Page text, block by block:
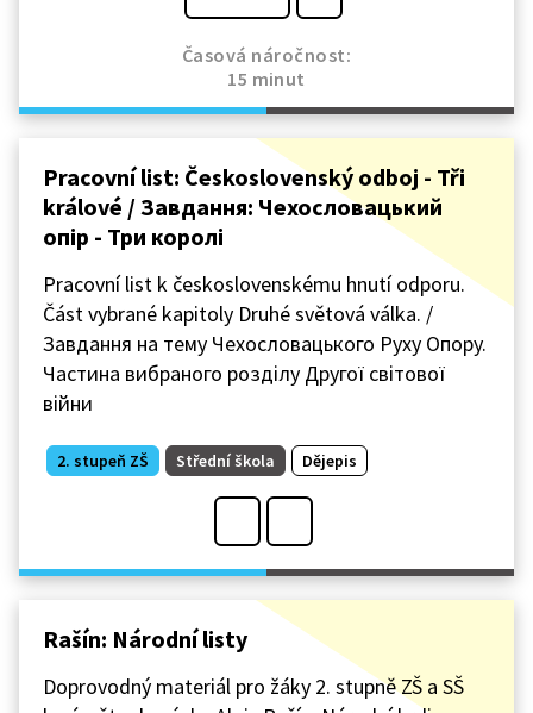
Časová náročnost:
15 minut
Pracovní list: Československý odboj - Tři
králové / Завдання: Чехословацький
опір - Три королі
Pracovní list k československému hnutí odporu.
Část vybrané kapitoly Druhé světová válka. /
Завдання на тему Чехословацького Руху Опору.
Частина вибраного розділу Другої світової
війни
2. stupeň ZŠ Střední škola Dějepis
Rašín: Národní listy
Doprovodný materiál pro žáky 2. stupně ZŠ a SŠ